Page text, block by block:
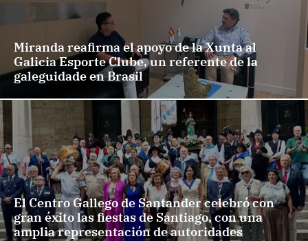
Miranda reafirma el apoyo de la Xunta al
Galicia Esporte Clube, un referente de la
galeguidade en Brasil
El Centro Gallego de Santander celebró con
gran éxito las fiestas de Santiago, con una
amplia representación de autoridades